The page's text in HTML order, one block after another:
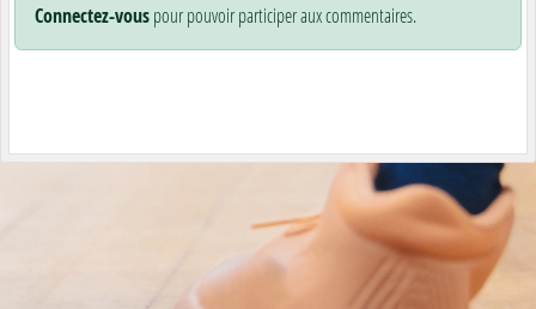
Connectez-vouspour pouvoir participer aux commentaires.